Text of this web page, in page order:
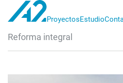
A2
proyectos
ProyectosEstudio
Reforma integral